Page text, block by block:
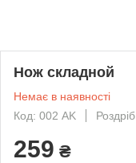
Нож складной
Немає в наявності
Код: 002 AK
Роздріб
259 ₴